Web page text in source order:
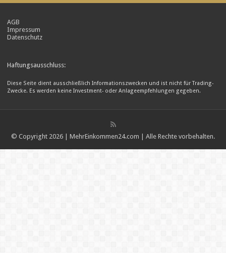
AGB
Impressum
Datenschutz
Haftungsausschluss:
Diese Seite dient ausschließlich Informationszwecken und ist nicht für Trading-
Zwecke. Es werden keine Investment- oder Anlageempfehlungen gegeben.
© Copyright 2026 | MehrEinkommen24.com | Alle Rechte vorbehalten.